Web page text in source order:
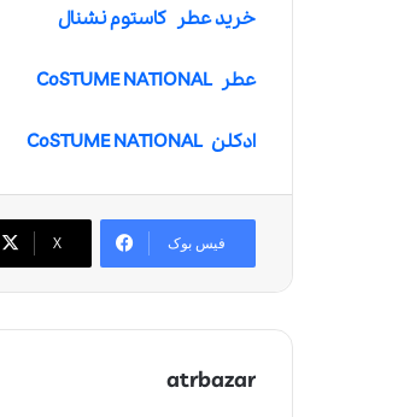
خرید عطر کاستوم نشنال
عطر CoSTUME NATIONAL
ادکلن CoSTUME NATIONAL
فیس بوک X
atrbazar